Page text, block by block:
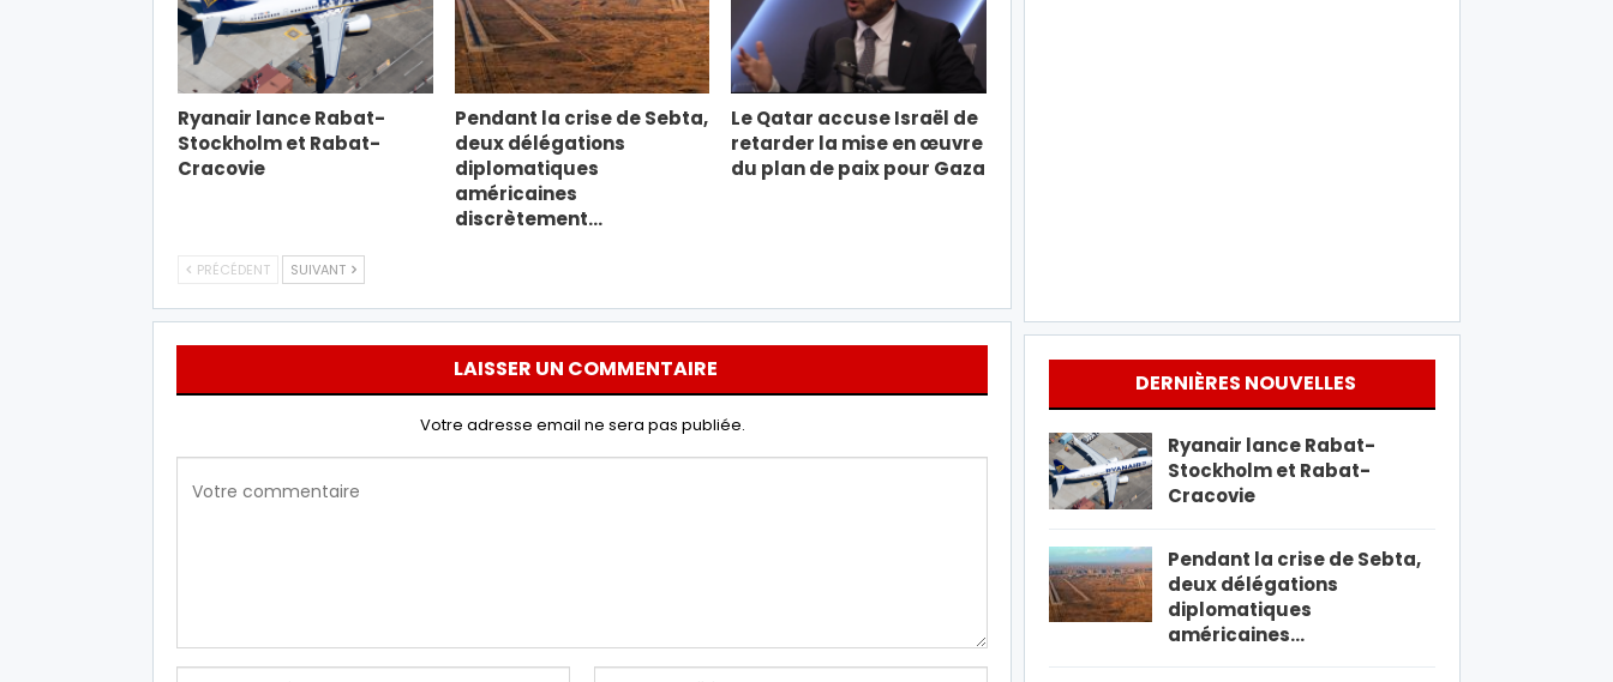
Ryanair lance Rabat-
Stockholm et Rabat-
Cracovie
Pendant la crise de Sebta,
deux délégations
diplomatiques
américaines
discrètement…
Le Qatar accuse Israël de
retarder la mise en œuvre
du plan de paix pour Gaza
PRÉCÉDENT SUIVANT
LAISSER UN COMMENTAIRE
Votre adresse email ne sera pas publiée.
DERNIÈRES NOUVELLES
Ryanair lance Rabat-
Stockholm et Rabat-
Cracovie
Pendant la crise de Sebta,
deux délégations
diplomatiques
américaines…